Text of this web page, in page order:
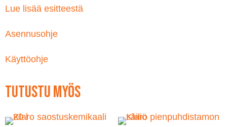
Lue lisää esitteestä
Asennusohje
Käyttöohje
Tutustu myös